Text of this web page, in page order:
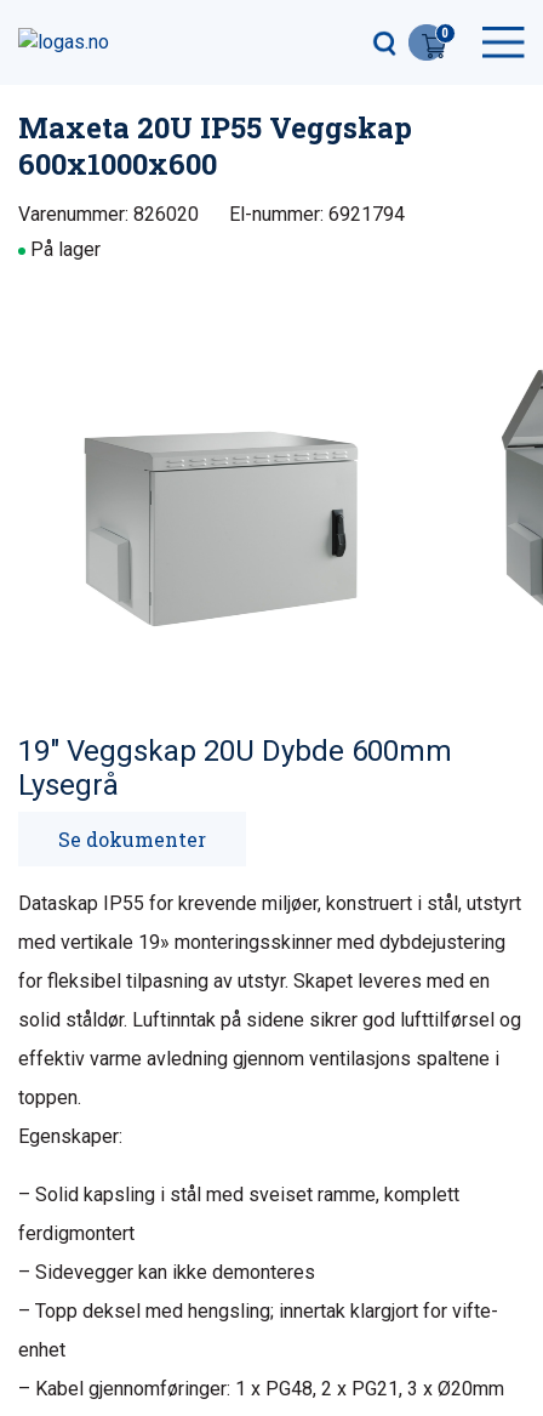
0
19" Veggskap 20U Dybde 600mm
Lysegrå
Se dokumenter
Dataskap IP55 for krevende miljøer, konstruert i stål, utstyrt
med vertikale 19» monteringsskinner med dybdejustering
for fleksibel tilpasning av utstyr. Skapet leveres med en
solid ståldør. Luftinntak på sidene sikrer god lufttilførsel og
effektiv varme avledning gjennom ventilasjons spaltene i
toppen.
Egenskaper:
– Solid kapsling i stål med sveiset ramme, komplett
ferdigmontert
– Sidevegger kan ikke demonteres
– Topp deksel med hengsling; innertak klargjort for vifte­
enhet
– Kabel gjennomføringer: 1 x PG48, 2 x PG21, 3 x Ø20mm
Maxeta 20U IP55 Veggskap
600x1000x600
Varenummer: 826020
El-nummer: 6921794
På lager